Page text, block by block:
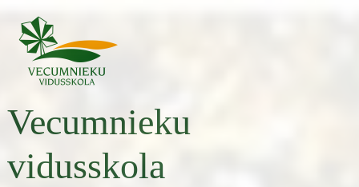
content
Vecumnieku
vidusskola